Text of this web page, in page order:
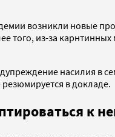
возникли новые
того, из-за
насилия в
в докладе.
к